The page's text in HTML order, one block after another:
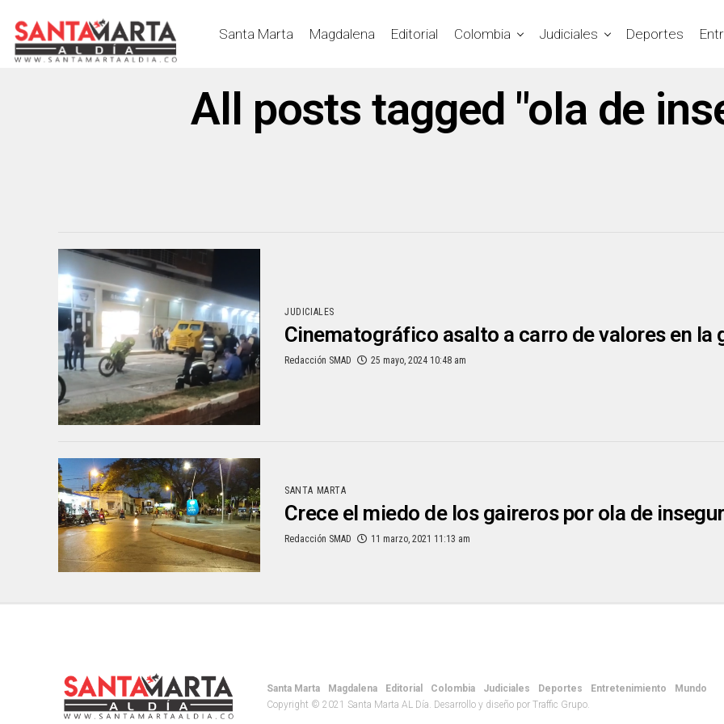
Santa Marta Magdalena Editorial Colombia Judiciales Deportes
All posts tagged "ola de
JUDICIALES
Cinematográfico asalto a carro de valores en
Redacción SMAD 25 mayo, 2024 10:48 am
SANTA MARTA
Crece el miedo de los gaireros por ola de
Redacción SMAD 11 marzo, 2021 11:13 am
Santa Marta Magdalena Editorial Colombia Judiciales Deportes Entretenimiento
Mundo
Copyright © 2021 Santa Marta AL Día. Desarrollo y diseño por Traffic Grupo.